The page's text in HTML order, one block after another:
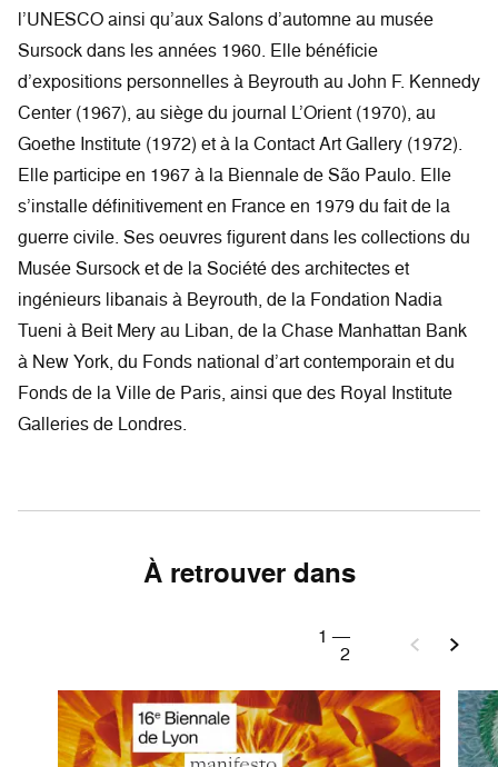
l’UNESCO ainsi qu’aux Salons d’automne au musée
Sursock dans les années 1960. Elle bénéficie
d’expositions personnelles à Beyrouth au John F. Kennedy
Center (1967), au siège du journal L’Orient (1970), au
Goethe Institute (1972) et à la Contact Art Gallery (1972).
Elle participe en 1967 à la Biennale de São Paulo. Elle
s’installe définitivement en France en 1979 du fait de la
guerre civile. Ses oeuvres figurent dans les collections du
Musée Sursock et de la Société des architectes et
ingénieurs libanais à Beyrouth, de la Fondation Nadia
Tueni à Beit Mery au Liban, de la Chase Manhattan Bank
à New York, du Fonds national d’art contemporain et du
Fonds de la Ville de Paris, ainsi que des Royal Institute
Galleries de Londres.
À retrouver dans
1 —
2